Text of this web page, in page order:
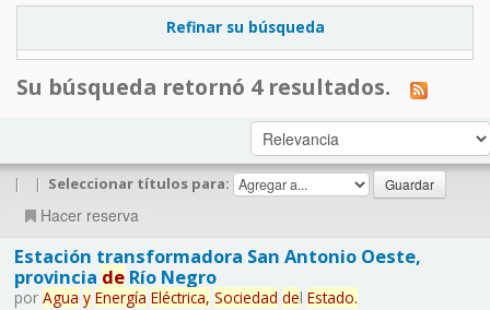
Refinar su búsqueda
Su búsqueda retornó 4 resultados.
| | Seleccionar títulos para:
Hacer reserva
Estación transformadora San Antonio Oeste,
provincia deRío Negro
por Agua y Energía Eléctrica, Sociedad del Estado.